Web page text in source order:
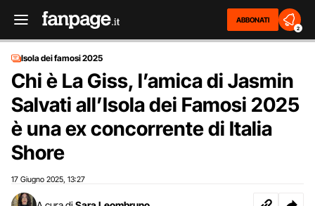
ABBONATI
2
Isola dei famosi 2025
Chi è La Giss, l’amica di Jasmin
Salvati all’Isola dei Famosi 2025
è una ex concorrente di Italia
Shore
17 Giugno 2025 13:27